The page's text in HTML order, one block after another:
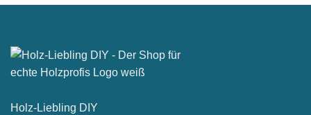
5
Holz-Liebling DIY